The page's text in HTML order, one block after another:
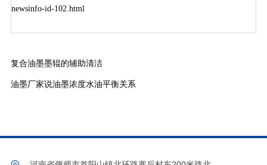
newsinfo-id-102.html
复合油墨墨辊的辅助清洁
油墨厂家说油墨浓度水油平衡关系